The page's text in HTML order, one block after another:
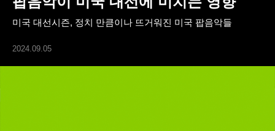
FEATURE
INTERVIEW
REVIEW
미국 대선시즌, 정치 만큼이나 뜨거워진 미국 팝음악들
2024.09.05